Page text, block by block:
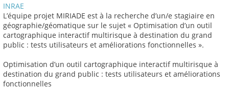
INRAE
L’équipe projet MIRIADE est à la recherche d’un/e stagiaire en
géographie/géomatique sur le sujet « Optimisation d’un outil
cartographique interactif multirisque à destination du grand
public : tests utilisateurs et améliorations fonctionnelles ».
Optimisation d’un outil cartographique interactif multirisque à
destination du grand public : tests utilisateurs et améliorations
fonctionnelles